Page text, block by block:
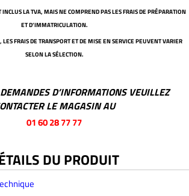
LA TVA, MAIS NE COMPREND PAS LES FRAIS DE PRÉPARATION
ET D’IMMATRICULATION.
LES FRAIS DE TRANSPORT ET DE MISE EN SERVICE PEUVENT VARIER
SELON LA SÉLECTION.
D’INFORMATIONS VEUILLEZ
LE MAGASIN AU
01 60 28 77 77
DU PRODUIT